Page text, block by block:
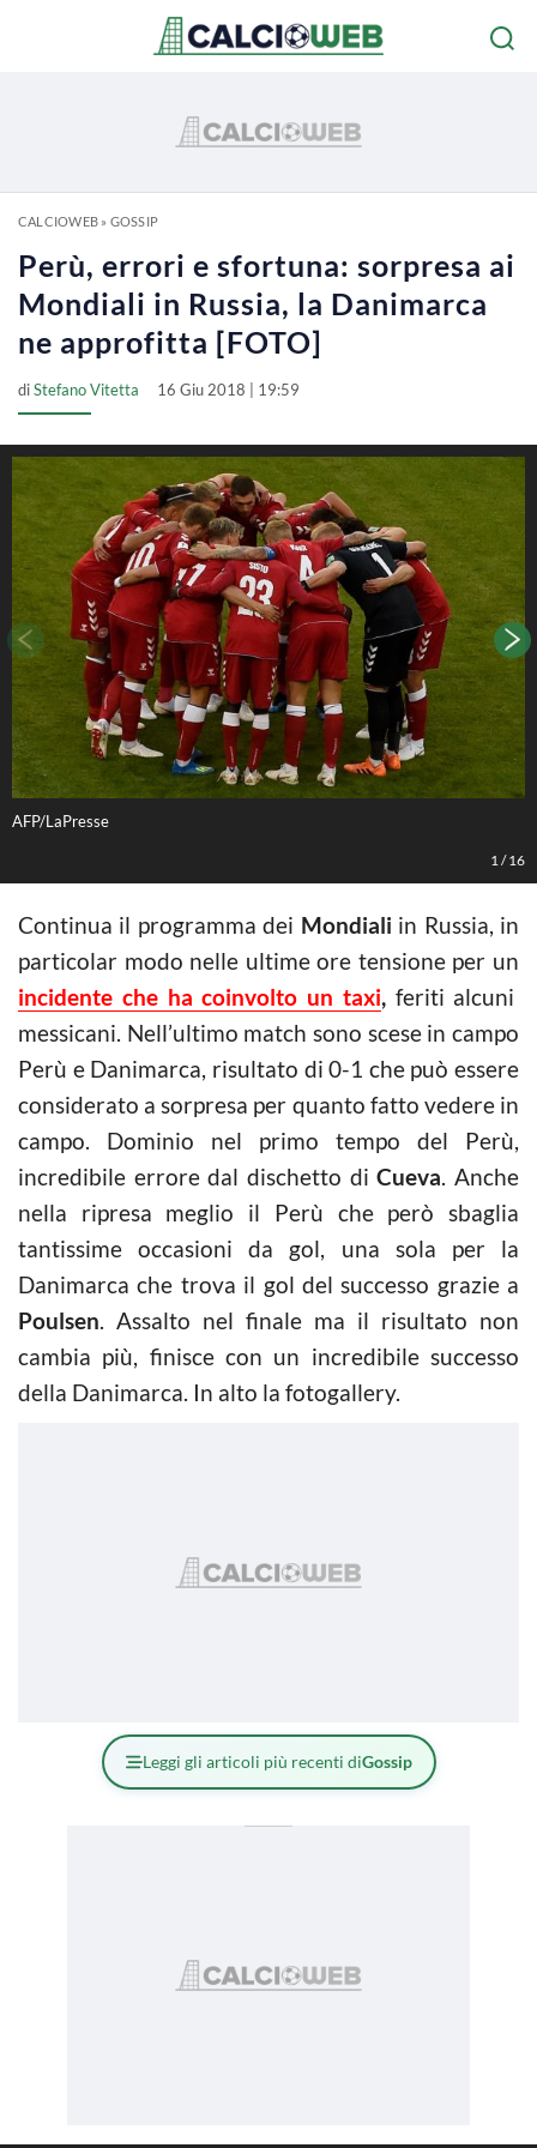
CALCIOWEB» GOSSIP
Perù, errori e sfortuna: sorpresa ai
Mondiali in Russia, la Danimarca
ne approfitta [FOTO]
diStefano Vitetta 16 Giu 2018 | 19:59
AFP/LaPresse
1 /16
Continua il programma dei Mondiali in Russia, in
particolar modo nelle ultime ore tensione per un
incidente che ha coinvolto un taxi,feriti alcuni
messicani. Nell’ultimo match sono scese in campo
Perù e Danimarca, risultato di 0-1 che può essere
considerato a sorpresa per quanto fatto vedere in
campo. Dominio nel primo tempo del Perù,
incredibile errore dal dischetto diCueva. Anche
nella ripresa meglio il Perù che però sbaglia
tantissime occasioni da gol, una sola per la
Danimarca che trova il gol del successo grazie a
Poulsen. Assalto nel finale ma il risultato non
cambia più, finisce con un incredibile successo
della Danimarca. In alto la fotogallery.
Leggi gli articoli più recenti diGossip